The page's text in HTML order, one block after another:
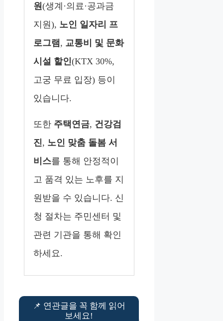
원 (생계·의료·공과금
지원), 노인 일자리 프
로그램 , 교통비 및 문화
시설 할인(KTX 30%,
고궁 무료 입장) 등이
있습니다.
또한 주택연금, 건강검
진, 노인 맞춤 돌봄 서
비스를 통해 안정적이
고 품격 있는 노후를 지
원받을 수 있습니다. 신
청 절차는 주민센터 및
관련 기관을 통해 확인
하세요.